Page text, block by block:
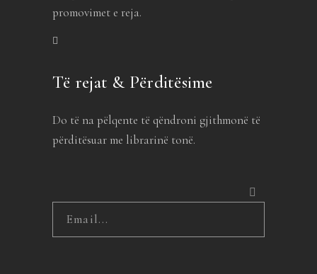
promovimet e reja.
Të rejat & Përditësime
Do të na pëlqente të qëndroni gjithmonë të
përditësuar me librarinë tonë.